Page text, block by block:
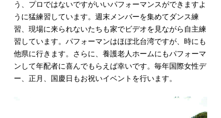
う、プロではないですがいいパフォーマンスができますよ
うに猛練習しています。週末メンバーを集めてダンス練
習、現場に来られないたちも家でビデオを見ながら自主練
習しています。パフォーマンはほぼ北台湾ですが、時にも
他県に行きます。さらに、養護老人ホームにもパフォーマ
ンして年配者に喜んでもらえば幸いです。毎年国際女性デ
ー、正月、国慶日もお祝いイベントを行います。